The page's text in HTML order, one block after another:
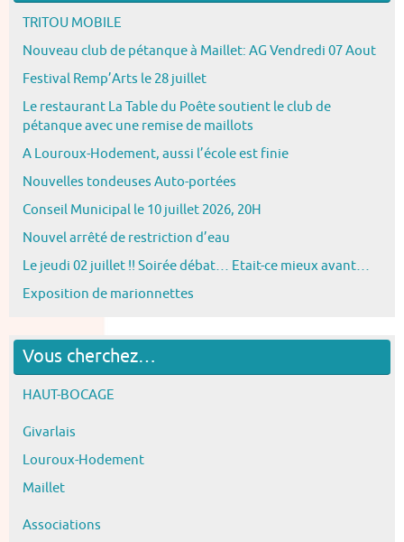
TRITOU MOBILE
Nouveau club de pétanque à Maillet: AG Vendredi 07 Aout
Festival Remp’Arts le 28 juillet
Le restaurant La Table du Poête soutient le club de
pétanque avec une remise de maillots
A Louroux-Hodement, aussi l’école est finie
Nouvelles tondeuses Auto-portées
Conseil Municipal le 10 juillet 2026, 20H
Nouvel arrêté de restriction d’eau
Le jeudi 02 juillet !! Soirée débat… Etait-ce mieux avant…
Exposition de marionnettes
Vous cherchez…
HAUT-BOCAGE
Givarlais
Louroux-Hodement
Maillet
Associations